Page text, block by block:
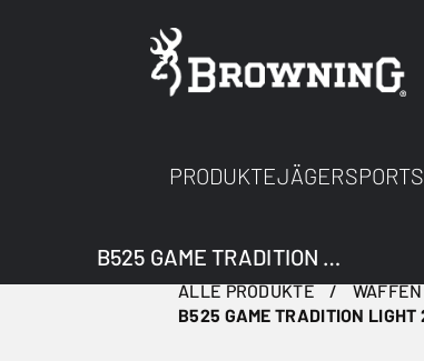
PRODUKTEJÄGER
ALLE PRODUKTE WAFFEN
B525 GAME TRADITION LIGHT
B525 GAME TRADITION LIGHT 20M